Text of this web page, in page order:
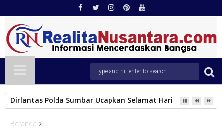
Dirlantas Polda Sumbar Ucapkan Selamat Hari Dharma
Beranda